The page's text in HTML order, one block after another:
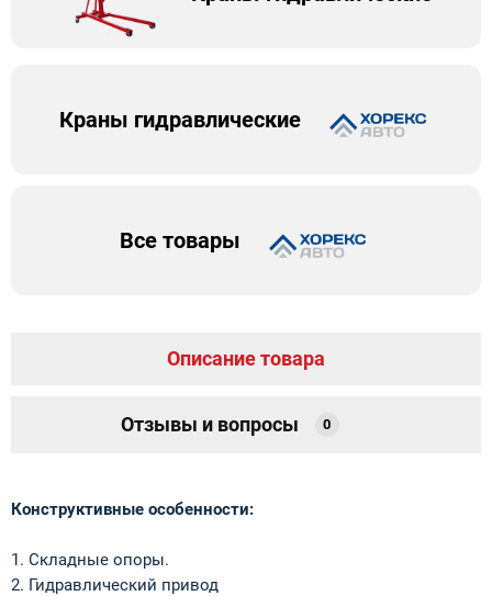
Краны гидравлические
Все товары
Описание товара
Отзывы и вопросы 0
Конструктивные особенности:
1. Складные опоры.
2. Гидравлический привод